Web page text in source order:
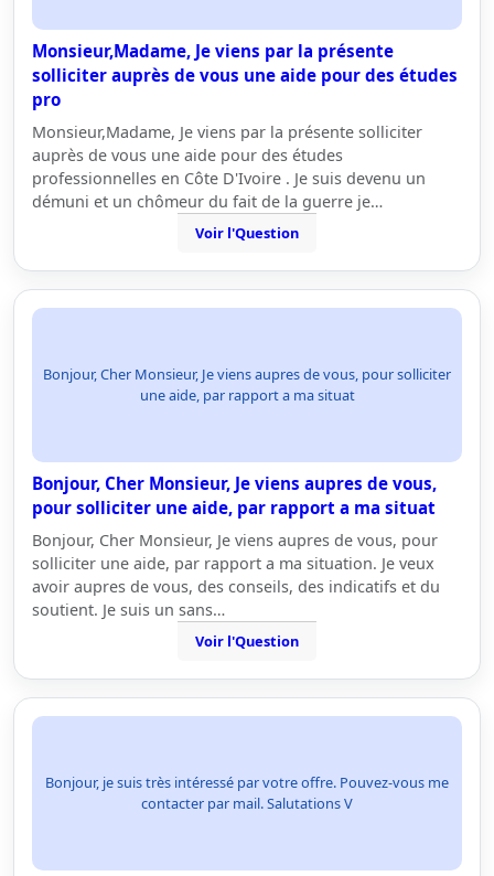
Monsieur,Madame, Je viens par la présente
solliciter auprès de vous une aide pour des études
pro
Monsieur,Madame, Je viens par la présente solliciter
auprès de vous une aide pour des études
professionnelles en Côte D'Ivoire . Je suis devenu un
démuni et un chômeur du fait de la guerre je…
Voir l'Question
Bonjour, Cher Monsieur, Je viens aupres de vous, pour solliciter
une aide, par rapport a ma situat
Bonjour, Cher Monsieur, Je viens aupres de vous,
pour solliciter une aide, par rapport a ma situat
Bonjour, Cher Monsieur, Je viens aupres de vous, pour
solliciter une aide, par rapport a ma situation. Je veux
avoir aupres de vous, des conseils, des indicatifs et du
soutient. Je suis un sans…
Voir l'Question
Bonjour, je suis très intéressé par votre offre. Pouvez-vous me
contacter par mail. Salutations V